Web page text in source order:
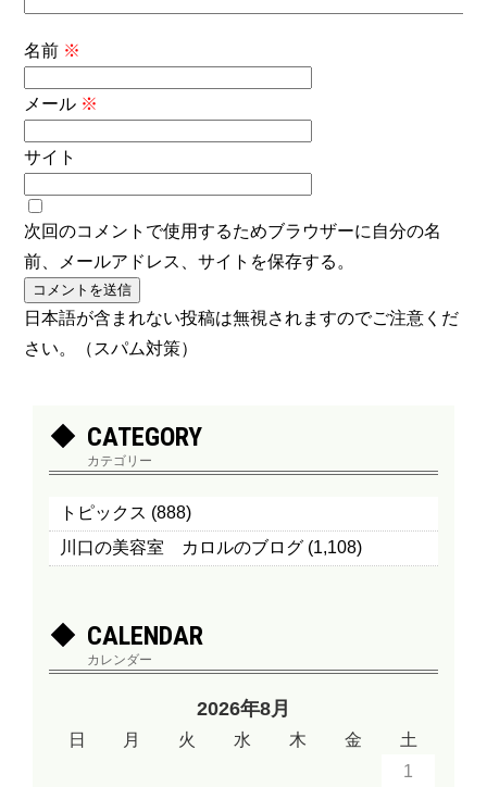
名前 ※
メール ※
サイト
次回のコメントで使用するためブラウザーに自分の名
前、メールアドレス、サイトを保存する。
日本語が含まれない投稿は無視されますのでご注意くだ
さい。（スパム対策）
CATEGORY
カテゴリー
トピックス (888)
川口の美容室 カロルのブログ (1,108)
CALENDAR
カレンダー
2026年8月
日 月 火 水 木 金
土
1